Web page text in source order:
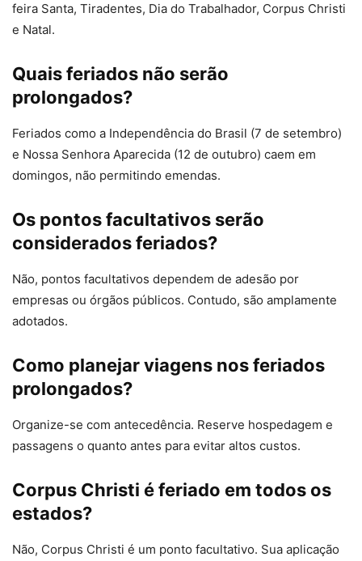
feira Santa, Tiradentes, Dia do Trabalhador, Corpus Christi
e Natal.
Quais feriados não serão
prolongados?
Feriados como a Independência do Brasil (7 de setembro)
e Nossa Senhora Aparecida (12 de outubro) caem em
domingos, não permitindo emendas.
Os pontos facultativos serão
considerados feriados?
Não, pontos facultativos dependem de adesão por
empresas ou órgãos públicos. Contudo, são amplamente
adotados.
Como planejar viagens nos feriados
prolongados?
Organize-se com antecedência. Reserve hospedagem e
passagens o quanto antes para evitar altos custos.
Corpus Christi é feriado em todos os
estados?
Não, Corpus Christi é um ponto facultativo. Sua aplicação